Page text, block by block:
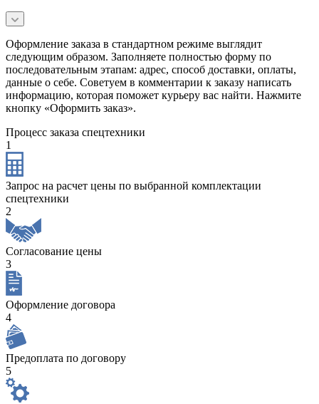
Оформление заказа в стандартном режиме выглядит
следующим образом. Заполняете полностью форму по
последовательным этапам: адрес, способ доставки, оплаты,
данные о себе. Советуем в комментарии к заказу написать
информацию, которая поможет курьеру вас найти. Нажмите
кнопку «Оформить заказ».
Процесс заказа спецтехники
1
Запрос на расчет цены по выбранной комплектации
спецтехники
2
Согласование цены
3
Оформление договора
4
Предоплата по договору
5